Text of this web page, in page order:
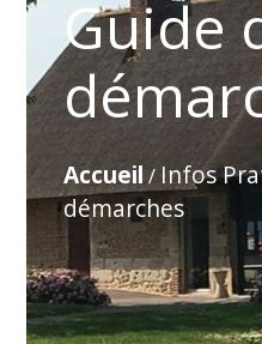
Guide
Accueil / Infos
démarches